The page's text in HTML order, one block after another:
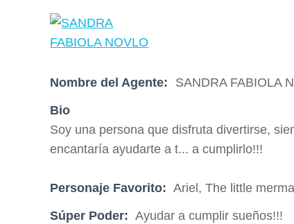
Nombre del Agente:
SANDRA FABIOLA
Bio
Soy una persona que disfruta divertirse,
encantaría ayudarte a t... a cumplirlo!!!
Personaje Favorito: Ariel, The little
Súper Poder: Ayudar a cumplir sueños!!!